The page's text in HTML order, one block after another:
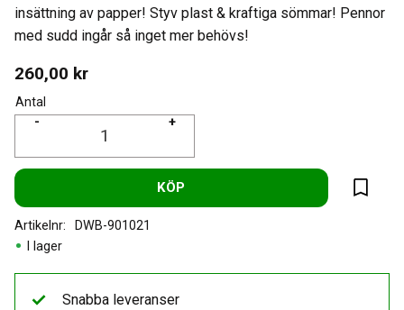
insättning av papper! Styv plast & kraftiga sömmar! Pennor
med sudd ingår så inget mer behövs!
260,00 kr
Antal
+
-
KÖP
Lägg
I lager
Artikelnr DWB-901021
Snabba leveranser